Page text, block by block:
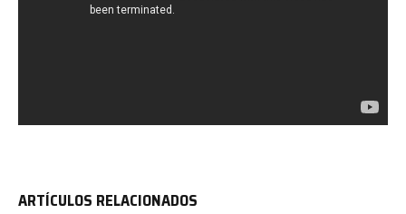
ARTÍCULOS RELACIONADOS